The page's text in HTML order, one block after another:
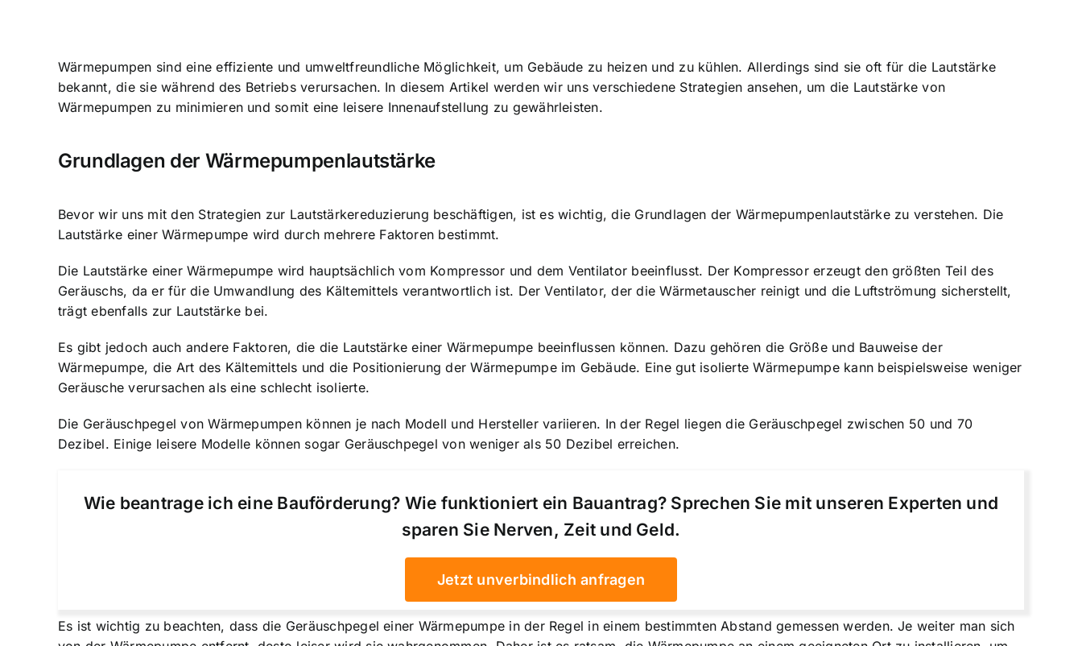
Wärmepumpen sind eineeffiziente und umweltfreundliche Möglichkeit, um Gebäude zu heizen und zu kühlen. Allerdings sind sie oft für die Lautstärke
bekannt, die sie während des Betriebs verursachen. In diesem Artikel werden wir uns verschiedene Strategien ansehen, um die Lautstärke von
Wärmepumpen zu minimieren und somit eine leisere Innenaufstellung zu gewährleisten.
Grundlagen der Wärmepumpenlautstärke
Bevor wir uns mit den Strategien zur Lautstärkereduzierung beschäftigen, ist es wichtig, die Grundlagen der Wärmepumpenlautstärke zu verstehen. Die
Lautstärke einer Wärmepumpe wird durch mehrere Faktoren bestimmt.
Die Lautstärke einer Wärmepumpe wird hauptsächlich vom Kompressor und dem Ventilator beeinflusst. Der Kompressor erzeugt den größten Teil des
Geräuschs, da er für die Umwandlung des Kältemittels verantwortlich ist. Der Ventilator, der die Wärmetauscher reinigt und die Luftströmung sicherstellt,
trägt ebenfalls zur Lautstärke bei.
Es gibt jedoch auch andere Faktoren, die die Lautstärke einer Wärmepumpe beeinflussen können. Dazu gehören die Größe und Bauweise der
Wärmepumpe, die Art des Kältemittels und die Positionierung der Wärmepumpe im Gebäude. Eine gut isolierte Wärmepumpe kann beispielsweise weniger
Geräusche verursachen als eine schlecht isolierte.
Die Geräuschpegel von Wärmepumpen können je nach Modell und Hersteller variieren. In der Regel liegen die Geräuschpegel zwischen 50 und 70
Dezibel. Einige leisere Modelle können sogar Geräuschpegel von weniger als 50 Dezibel erreichen.
Wie beantrage ich eine Bauförderung? Wie funktioniert ein Bauantrag? Sprechen Sie mit unseren Experten und
sparen Sie Nerven, Zeit und Geld.
Jetzt unverbindlich anfragen
Es ist wichtig zu beachten, dass die Geräuschpegel einer Wärmepumpe in der Regel in einem bestimmten Abstand gemessen werden. Je weiter man sich